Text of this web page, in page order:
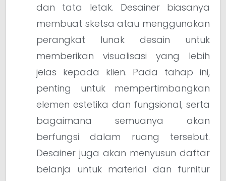
dan tata letak. Desainer biasanya
membuat sketsa atau menggunakan
perangkat lunak desain untuk
memberikan visualisasi yang lebih
jelas kepada klien. Pada tahap ini,
penting untuk mempertimbangkan
elemen estetika dan fungsional, serta
bagaimana semuanya akan
berfungsi dalam ruang tersebut.
Desainer juga akan menyusun daftar
belanja untuk material dan furnitur